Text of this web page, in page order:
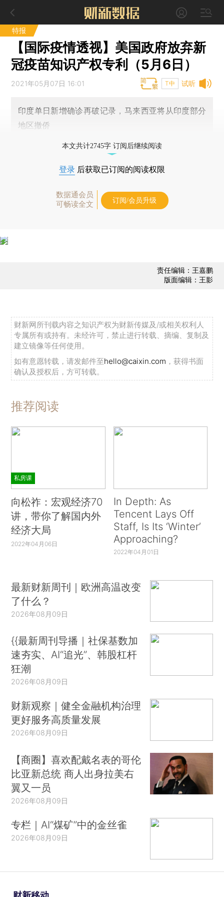
特报
【国际疫情透视】美国政府放弃新
冠疫苗知识产权专利（5月6日）
试听
2021年05月07日 16:01 T中
印度单日新增确诊再破记录，马来西亚将从印度部分
地区撤侨
本文共计2745字 订阅后继续阅读
登录 后获取已订阅的阅读权限
数据通会员
可畅读全文
订阅/会员升级
责任编辑：王嘉鹏
版面编辑：王影
财新网所刊载内容之知识产权为财新传媒及/或相关权利人
专属所有或持有。未经许可，禁止进行转载、摘编、复制及
建立镜像等任何使用。
如有意愿转载，请发邮件至hello@caixin.com ，获得书面
确认及授权后，方可转载。
推荐阅读
私房课
向松祚：宏观经济70
讲，带你了解国内外
经济大局
2022年04月06日
In Depth: As
Tencent Lays Off
Staff, Is Its ‘Winter’
Approaching?
2022年04月01日
最新财新周刊｜欧洲高温改变
了什么？
2026年08月09日
{{最新周刊导播｜社保基数加
速夯实、AI“追光”、韩股杠杆
狂潮
2026年08月09日
财新观察｜健全金融机构治理
更好服务高质量发展
2026年08月09日
【商圈】喜欢配戴名表的哥伦
比亚新总统 商人出身拉美右
翼又一员
2026年08月09日
专栏｜AI“煤矿”中的金丝雀
2026年08月09日